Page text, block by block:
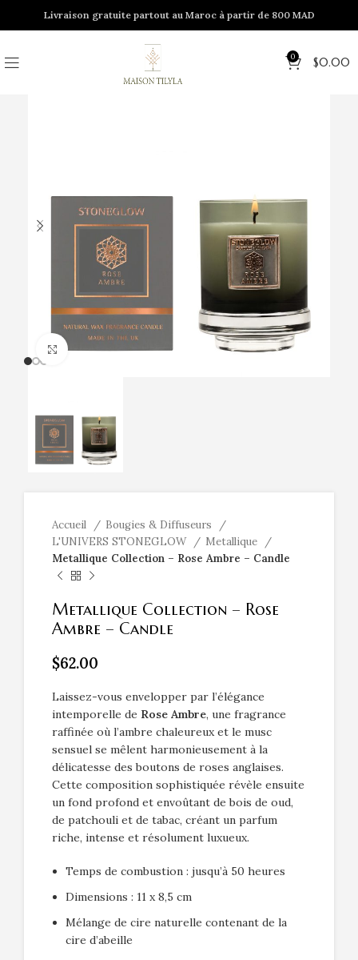
Livraison gratuite partout au Maroc à partir de 800 MAD
0 $0.00
Click to enlarge
Accueil
Bougies & Diffuseurs
L'UNIVERS STONEGLOW
Metallique
Metallique Collection – Rose Ambre – Candle
Metallique Collection – Rose
Ambre – Candle
$62.00
Laissez-vous envelopper par l’élégance
intemporelle de Rose Ambre, une fragrance
raffinée où l’ambre chaleureux et le musc
sensuel se mêlent harmonieusement à la
délicatesse des boutons de roses anglaises.
Cette composition sophistiquée révèle ensuite
un fond profond et envoûtant de bois de oud,
de patchouli et de tabac, créant un parfum
riche, intense et résolument luxueux.
Temps de combustion : jusqu’à 50 heures
Dimensions : 11 x 8,5 cm
Mélange de cire naturelle contenant de la
cire d’abeille